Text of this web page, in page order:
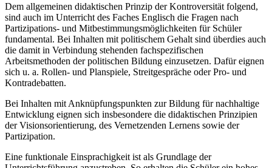
Dem allgemeinen didaktischen Prinzip der Kontroversität folgend,
sind auch im Unterricht des Faches Englisch die Fragen nach
Partizipations- und Mitbestimmungsmöglichkeiten für Schüler
fundamental. Bei Inhalten mit politischem Gehalt sind überdies auch
die damit in Verbindung stehenden fachspezifischen
Arbeitsmethoden der politischen Bildung einzusetzen. Dafür eignen
sich u. a. Rollen- und Planspiele, Streitgespräche oder Pro- und
Kontradebatten.
Bei Inhalten mit Anknüpfungspunkten zur Bildung für nachhaltige
Entwicklung eignen sich insbesondere die didaktischen Prinzipien
der Visionsorientierung, des Vernetzenden Lernens sowie der
Partizipation.
Eine funktionale Einsprachigkeit ist als Grundlage der